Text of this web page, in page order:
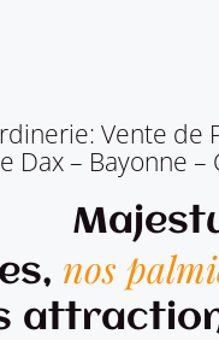
Vente de
Dax – Bayonne
nos